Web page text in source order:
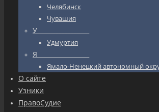
Челябинск
Чувашия
У_________________
Удмуртия
Я_________________
Ямало-Ненецкий автономный
О сайте
Узники
ПравоСудие